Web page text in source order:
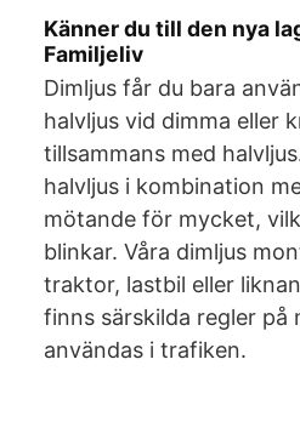
Känner du till den nya
Familjeliv
Dimljus får du bara
halvljus vid dimma eller
tillsammans med
halvljus i kombination
mötande för mycket,
blinkar. Våra dimljus
traktor, lastbil eller
finns särskilda regler på
användas i trafiken.